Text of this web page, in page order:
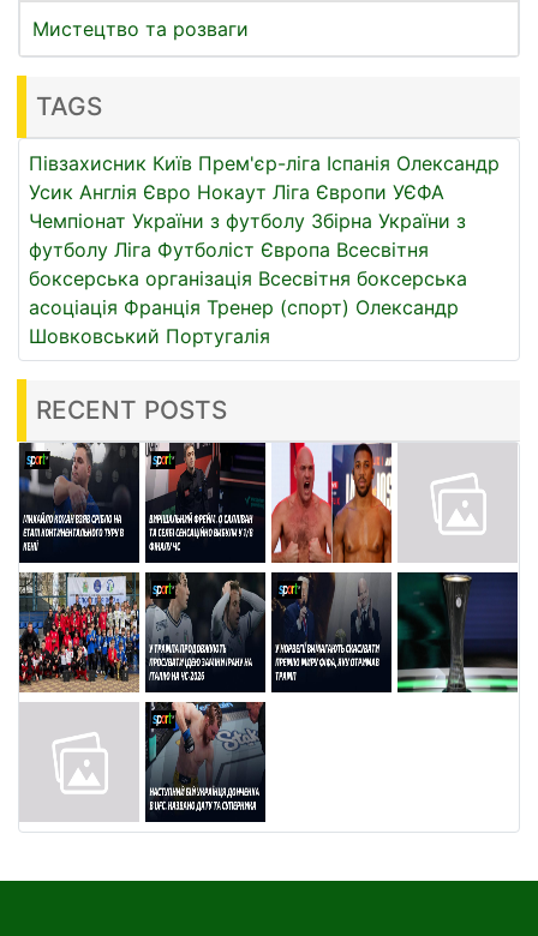
Мистецтво та розваги
TAGS
Півзахисник Київ Прем'єр-ліга Іспанія Олександр
Усик Англія Євро Нокаут Ліга Європи УЄФА
Чемпіонат України з футболу Збірна України з
футболу Ліга Футболіст Європа Всесвітня
боксерська організація Всесвітня боксерська
асоціація Франція Тренер (спорт) Олександр
Шовковський Португалія
RECENT POSTS